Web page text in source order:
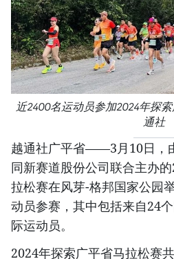
近2400名运动员参加2024年探
通社
越通社广平省——3月10日，
同新赛道股份公司联合主办
拉松赛在风芽-格邦国家公园
动员参赛，其中包括来自24
际运动员。
2024年探索广平省马拉松赛